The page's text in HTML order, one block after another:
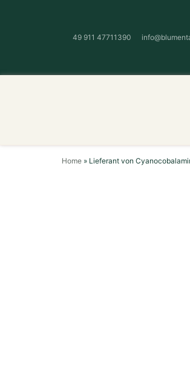
49 911 47711390
Home » Lieferant von